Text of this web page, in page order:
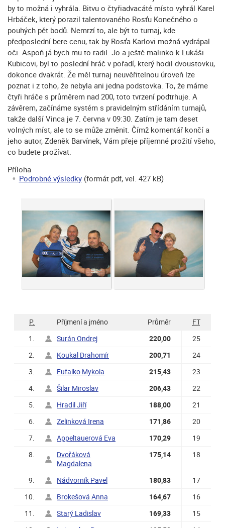
by to možná i vyhrála. Bitvu o čtyřiadvacáté místo vyhrál Karel
Hrbáček, který porazil talentovaného Rosťu Konečného o
pouhých pět bodů. Nemrzí to, ale být to turnaj, kde
předposlední bere cenu, tak by Rosťa Karlovi možná vydrápal
oči. Aspoň já bych mu to radil. Jo a ještě malinko k Lukáši
Kubicovi, byl to poslední hráč v pořadí, který hodil dvoustovku,
dokonce dvakrát. Že měl turnaj neuvěřitelnou úroveň lze
poznat i z toho, že nebyla ani jedna podstovka. To, že máme
čtyři hráče s průměrem nad 200, toto tvrzení podtrhuje. A
závěrem, začínáme systém s pravidelným střídáním turnajů,
takže další Vinca je 7. června v 09:30. Zatím je tam deset
volných míst, ale to se může změnit. Čímž komentář končí a
jeho autor, Zdeněk Barvínek, Vám přeje příjemné prožití všeho,
co budete prožívat.
Příloha
Podrobné výsledky(formát pdf, vel. 427 kB)
P. Příjmení a jméno Průměr
FT
1.
Surán Ondrej 220,00
25
2.
Koukal Drahomír 200,71
24
3.
Fufalko Mykola 215,43
23
4.
Šilar Miroslav 206,43
22
5.
Hradil Jiří 188,00
21
6.
Zelinková Irena 171,86
20
7.
Appeltauerová Eva 170,29
19
8.
Dvořáková
Magdalena
175,14 18
9. Nádvorník Pavel 180,83
17
10.
Brokešová Anna 164,67
16
11.
Starý Ladislav 169,33
15